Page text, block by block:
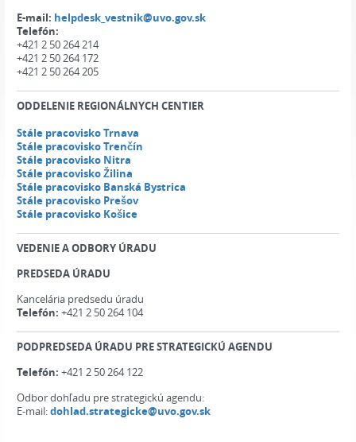
E-mail: helpdesk_vestnik@uvo.gov.sk
Telefón:
+421 2 50 264 214
+421 2 50 264 172
+421 2 50 264 205
ODDELENIE REGIONÁLNYCH CENTIER
Stále pracovisko Trnava
Stále pracovisko Trenčín
Stále pracovisko Nitra
Stále pracovisko Žilina
Stále pracovisko Banská Bystrica
Stále pracovisko Prešov
Stále pracovisko Košice
VEDENIE A ODBORY ÚRADU
PREDSEDA ÚRADU
Kancelária predsedu úradu
Telefón: +421 2 50 264 104
PODPREDSEDA ÚRADU PRE STRATEGICKÚ AGENDU
Telefón: +421 2 50 264 122
Odbor dohľadu pre strategickú agendu:
E-mail:dohlad.strategicke@uvo.gov.sk